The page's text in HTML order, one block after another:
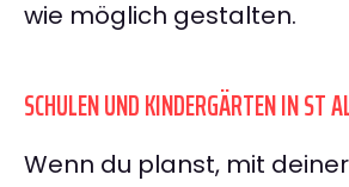
wie möglich gestalten.
SCHULEN UND KINDERGÄRTEN IN ST
Wenn du planst, mit